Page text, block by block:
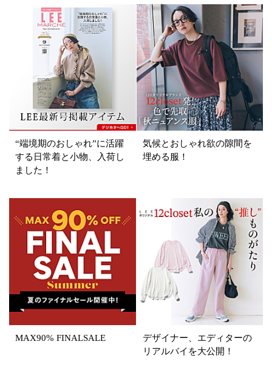
カテゴリ
掲載雑誌
すべて 新着
SALE商品
再入荷 ラスト1
在庫あり
カラー
“端境期のおしゃれ”に活躍
する日常着と小物、入荷し
ました！
気候とおしゃれ欲の隙間を
埋める服！
MAX90% FINALSALE
デザイナー、エディターの
リアルバイを大公開！